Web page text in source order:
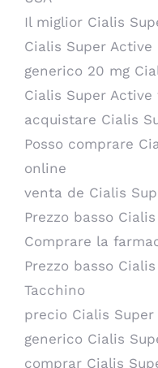
Il miglior Cialis
Cialis Super
generico 20 mg
Cialis Super
acquistare Cialis
Posso comprare
online
venta de Cialis
Prezzo basso
Comprare la
Prezzo basso
Tacchino
precio Cialis
generico Cialis
comprar Cialis